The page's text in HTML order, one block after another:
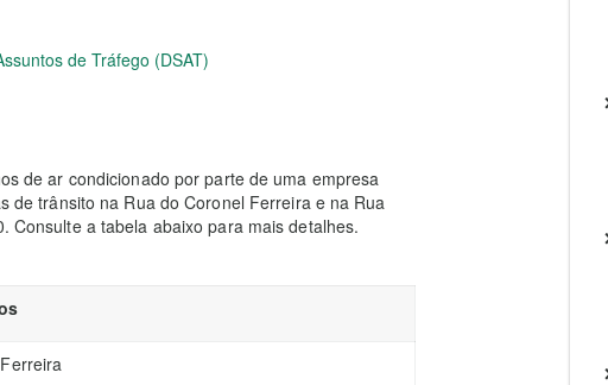
de Tráfego (DSAT)
de ar condicionado por parte de uma empresa
de trânsito na Rua do Coronel Ferreira e na Rua
Consulte a tabela abaixo para mais detalhes.